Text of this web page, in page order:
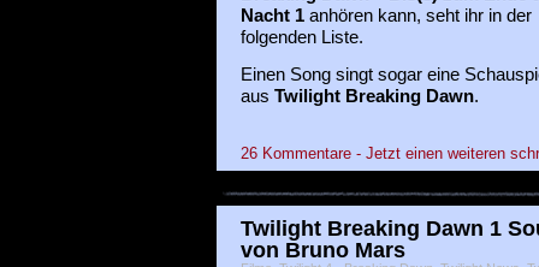
Nacht 1anhören kann, seht ihr in der
folgenden Liste.
Einen Song singt sogar eine
aus Twilight Breaking Dawn.
26 Kommentare - Jetzt einen weiteren
Twilight Breaking Dawn 1
von Bruno Mars